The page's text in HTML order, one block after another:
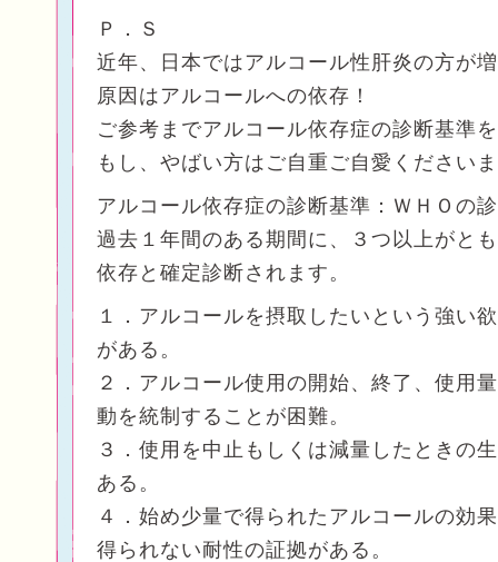
Ｐ．Ｓ
近年、日本ではアルコール性肝炎の方が
原因はアルコールへの依存！
ご参考までアルコール依存症の診断基準
もし、やばい方はご自重ご自愛ください
アルコール依存症の診断基準：ＷＨＯの
過去１年間のある期間に、３つ以上がと
依存と確定診断されます。
１．アルコールを摂取したいという強い
がある。
２．アルコール使用の開始、終了、使用
動を統制することが困難。
３．使用を中止もしくは減量したときの
ある。
４．始め少量で得られたアルコールの効
得られない耐性の証拠がある。